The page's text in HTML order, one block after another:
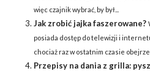
więc czajnik wybrać, by był...
Jak zrobić jajka faszerowane?
posiada dostęp do telewizji i
chociaż raz w ostatnim czasie obejrzeć
Przepisy na dania z grilla: